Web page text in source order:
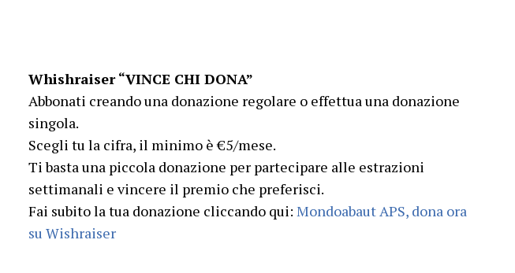
Whishraiser “VINCE CHI DONA”
Abbonati creando una donazione regolare o effettua una donazione
singola.
Scegli tu la cifra, il minimo è €5/mese.
Ti basta una piccola donazione per partecipare alle estrazioni
settimanali e vincere il premio che preferisci.
Fai subito la tua donazione cliccando qui: Mondoabaut APS, dona ora
su Wishraiser